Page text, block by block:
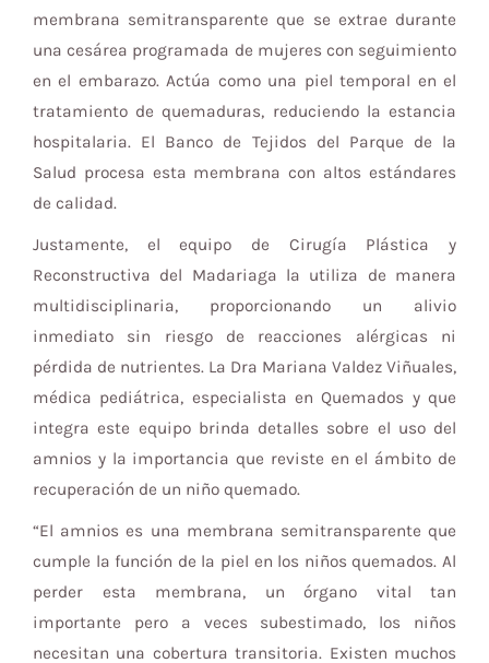
membrana semitransparente que se extrae durante
una cesárea programada de mujeres con seguimiento
en el embarazo. Actúa como una piel temporal en el
tratamiento de quemaduras, reduciendo la estancia
hospitalaria. El Banco de Tejidos del Parque de la
Salud procesa esta membrana con altos estándares
de calidad.
Justamente, el equipo de Cirugía Plástica y
Reconstructiva del Madariaga la utiliza de manera
multidisciplinaria, proporcionando un alivio
inmediato sin riesgo de reacciones alérgicas ni
pérdida de nutrientes. La Dra Mariana Valdez Viñuales,
médica pediátrica, especialista en Quemados y que
integra este equipo brinda detalles sobre el uso del
amnios y la importancia que reviste en el ámbito de
recuperación de un niño quemado.
“El amnios es una membrana semitransparente que
cumple la función de la piel en los niños quemados. Al
perder esta membrana, un órgano vital tan
importante pero a veces subestimado, los niños
necesitan una cobertura transitoria. Existen muchos